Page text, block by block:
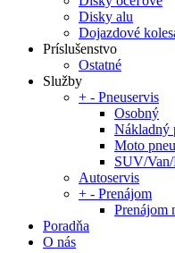
Disky alu
Dojazdové
Príslušenstvo
Ostatné
Služby
+ - Pneuservis
Osobný
Nákladný
Moto
SUV/
Autoservis
+ - Prenájom
Prenájom
Poradňa
O nás